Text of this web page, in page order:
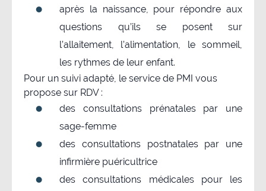
après la naissance, pour répondre aux
questions qu’ils se posent sur
l’allaitement, l’alimentation, le sommeil,
les rythmes de leur enfant.
Pour un suivi adapté, le service de PMI vous
propose sur RDV :
des consultations prénatales par une
sage-femme
des consultations postnatales par une
infirmière puéricultrice
des consultations médicales pour les